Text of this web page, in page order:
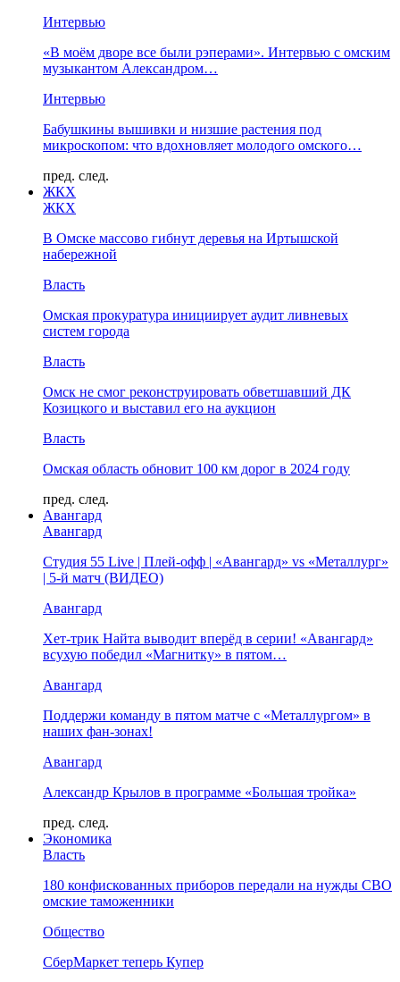
Интервью
«В моём дворе все были рэперами». Интервью с омским
музыкантом Александром…
Интервью
Бабушкины вышивки и низшие растения под
микроскопом: что вдохновляет молодого омского…
пред. след.
ЖКХ
ЖКХ
В Омске массово гибнут деревья на Иртышской
набережной
Власть
Омская прокуратура инициирует аудит ливневых
систем города
Власть
Омск не смог реконструировать обветшавший ДК
Козицкого и выставил его на аукцион
Власть
Омская область обновит 100 км дорог в 2024 году
пред. след.
Авангард
Авангард
Студия 55 Live | Плей-офф | «Авангард» vs «Металлург»
| 5-й матч (ВИДЕО)
Авангард
Хет-трик Найта выводит вперёд в серии! «Авангард»
всухую победил «Магнитку» в пятом…
Авангард
Поддержи команду в пятом матче с «Металлургом» в
наших фан-зонах!
Авангард
Александр Крылов в программе «Большая тройка»
пред. след.
Экономика
Власть
180 конфискованных приборов передали на нужды СВО
омские таможенники
Общество
СберМаркет теперь Купер